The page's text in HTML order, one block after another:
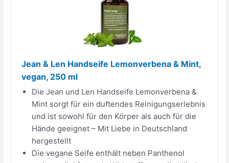
Jean & Len Handseife Lemonverbena & Mint,
vegan, 250 ml
Die Jean und Len Handseife Lemonverbena &
Mint sorgt für ein duftendes Reinigungserlebnis
und ist sowohl für den Körper als auch für die
Hände geeignet – Mit Liebe in Deutschland
hergestellt
Die vegane Seife enthält neben Panthenol